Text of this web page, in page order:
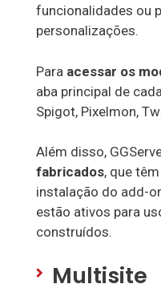
funcionalidades ou
personalizações.
Para acessar os
aba principal de
Spigot, Pixelmon,
Além disso,
fabricados, que
instalação do add-
estão ativos para
construídos.
Multisite